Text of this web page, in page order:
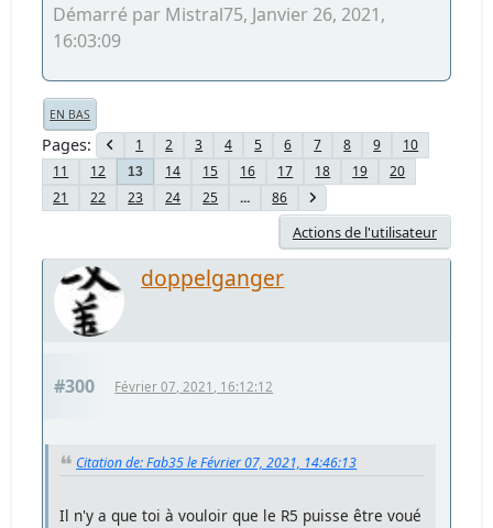
Démarré par Mistral75, Janvier 26, 2021,
16:03:09
EN BAS
Pages 1 2 3 4 5 6 7 8 9
10
11
12 13 14 15 16 17 18 19
20
21
22 23 24 25 ... 86
Actions de l'utilisateur
doppelganger
#300 Février 07, 2021, 16:12:12
Citation de: Fab35 le Février 07, 2021, 14:46:13
Il n'y a que toi à vouloir que le R5 puisse être voué